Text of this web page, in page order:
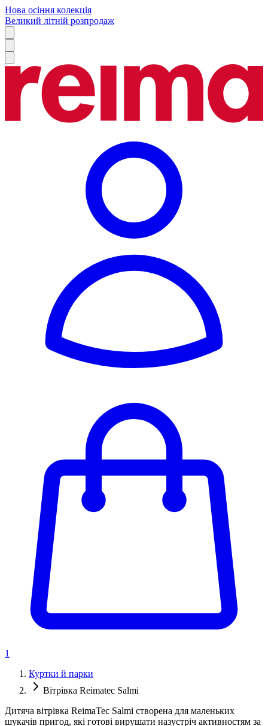
Нова осіння колекція
Великий літній розпродаж
1
Куртки й парки
Вітрівка Reimatec Salmi
Дитяча вітрівка ReimaTec Salmi створена для маленьких
шукачів пригод, які готові вирушати назустріч активностям за